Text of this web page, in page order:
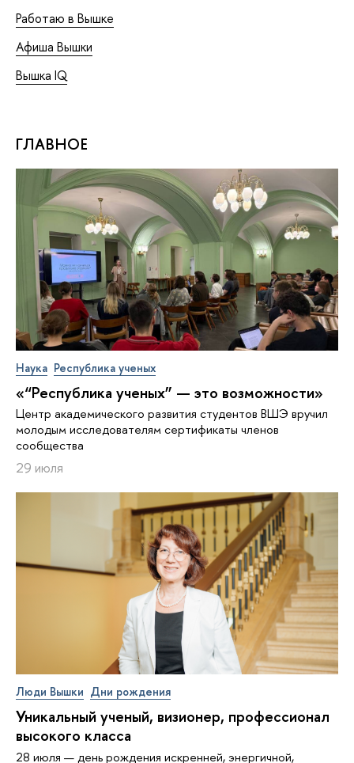
Работаю в Вышке
Афиша Вышки
Вышка IQ
ГЛАВНОЕ
Наука Республика ученых
«“Республика ученых” — это возможности»
Центр академического развития студентов ВШЭ вручил
молодым исследователям сертификаты членов
сообщества
29 июля
Люди Вышки Дни рождения
Уникальный ученый, визионер, про­фес­си­о­нал
высокого класса
28 июля — день рождения искренней, энергичной,